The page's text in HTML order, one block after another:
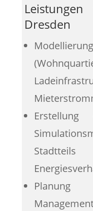
Dresden
Modellierung des Projektgebiets
Erstellung eines Green City-
Planung und optimierte